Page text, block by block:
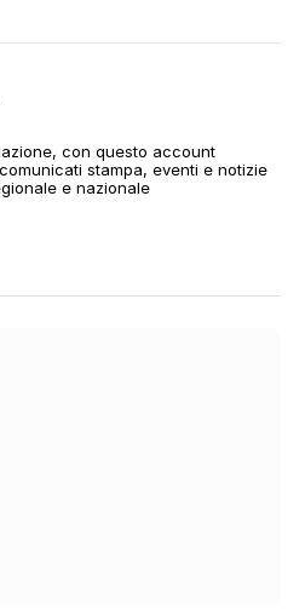
con questo account
stampa, eventi e notizie
e nazionale